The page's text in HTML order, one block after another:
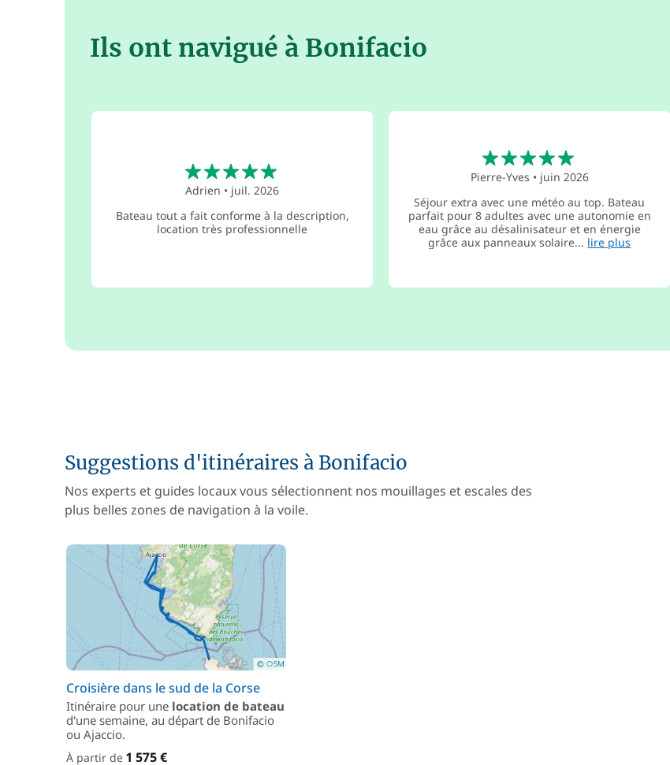
Ils ont navigué à Bonifacio
Adrien • juil. 2026
Bateau tout a fait conforme à la description,
location très professionnelle
Pierre-Yves • juin 2026
Séjour extra avec une météo au top. Bateau
parfait pour 8 adultes avec une autonomie en
eau grâce au désalinisateur et en énergie
grâce aux panneaux solaire... lire plus
Suggestions d'itinéraires à Bonifacio
Nos experts et guides locaux vous sélectionnent nos mouillages et escales des
plus belles zones de navigation à la voile.
Croisière dans le sud de la Corse
Itinéraire pour une location de bateau
d'une semaine, au départ de Bonifacio
ou Ajaccio.
À partir de 1 575 €